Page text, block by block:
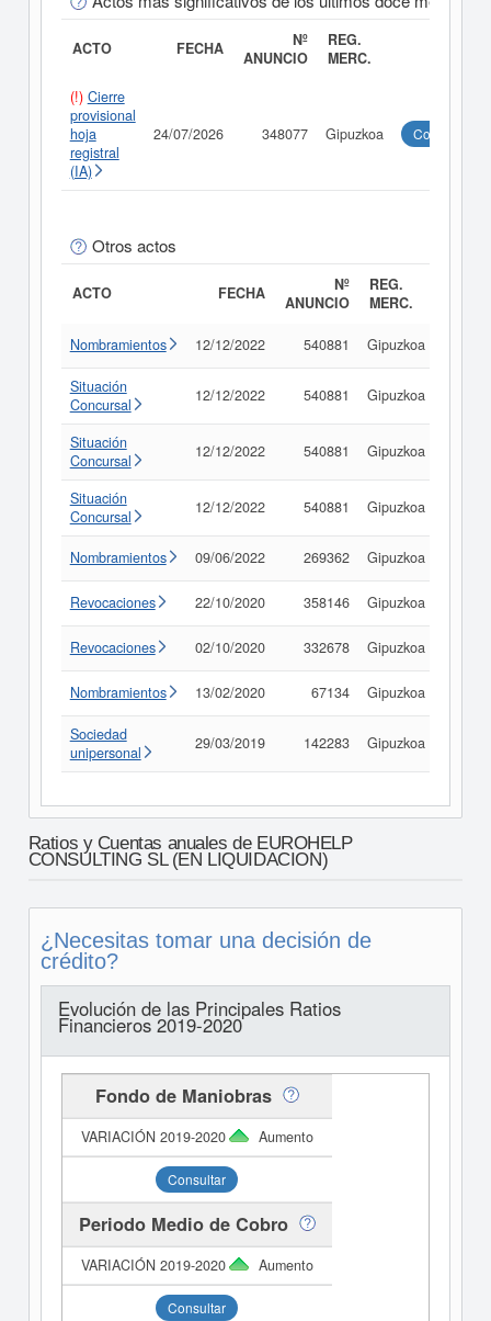
ACTO FECHA
Nº
ANUNCIO
REG.
MERC.
(!) Cierre
provisional
hoja
registral
(IA)
24/07/2026 348077 Gipuzkoa Consultar
Otros actos
ACTO FECHA
Nº
ANUNCIO
REG.
MERC.
Nombramientos 12/12/2022 540881 Gipuzkoa
Situación
Concursal
12/12/2022 540881 Gipuzkoa
Situación
Concursal
12/12/2022 540881 Gipuzkoa
Situación
Concursal
12/12/2022 540881 Gipuzkoa
Nombramientos 09/06/2022 269362 Gipuzkoa
Revocaciones 22/10/2020 358146 Gipuzkoa
Revocaciones 02/10/2020 332678 Gipuzkoa
Nombramientos 13/02/2020 67134 Gipuzkoa
Sociedad
unipersonal
29/03/2019 142283 Gipuzkoa
Ratios y Cuentas anuales de EUROHELP
CONSULTING SL (EN LIQUIDACION)
¿Necesitas tomar una decisión de
crédito?
Evolución de las Principales Ratios
Financieros 2019-2020
Fondo de Maniobras
Aumento
Consultar
Periodo Medio de Cobro
Aumento
Consultar